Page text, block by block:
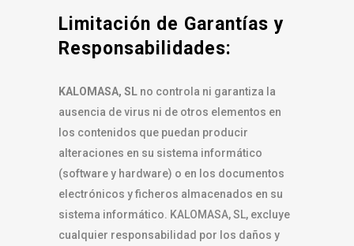
Limitación de Garantías y
Responsabilidades:
KALOMASA, SL no controla ni garantiza la
ausencia de virus ni de otros elementos en
los contenidos que puedan producir
alteraciones en su sistema informático
(software y hardware) o en los documentos
electrónicos y ficheros almacenados en su
sistema informático. KALOMASA, SL, excluye
cualquier responsabilidad por los daños y